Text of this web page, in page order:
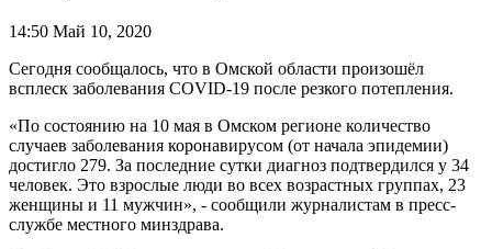
14:50 Май 10, 2020
Сегодня сообщалось, что в Омской области произошёл
всплеск заболевания COVID-19 после резкого потепления.
«По состоянию на 10 мая в Омском регионе количество
случаев заболевания коронавирусом (от начала эпидемии)
достигло 279. За последние сутки диагноз подтвердился у 34
человек. Это взрослые люди во всех возрастных группах, 23
женщины и 11 мужчин», - сообщили журналистам в пресс-
службе местного минздрава.